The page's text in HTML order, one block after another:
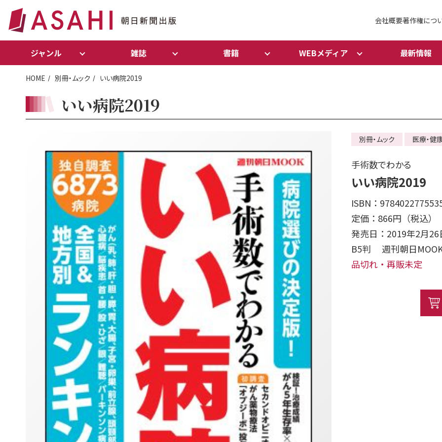
会社概要著作権につ
ジャンル 雑誌 書籍 WEBメディア 最新情報
HOME 別冊・ムック いい病院2019
いい病院2019
別冊・ムック 医療・健
手術数でわかる
いい病院2019
ISBN：
定価：866円（税込）
発売日：2019年2月26
B5判 週刊朝日
品切れ・再販未定